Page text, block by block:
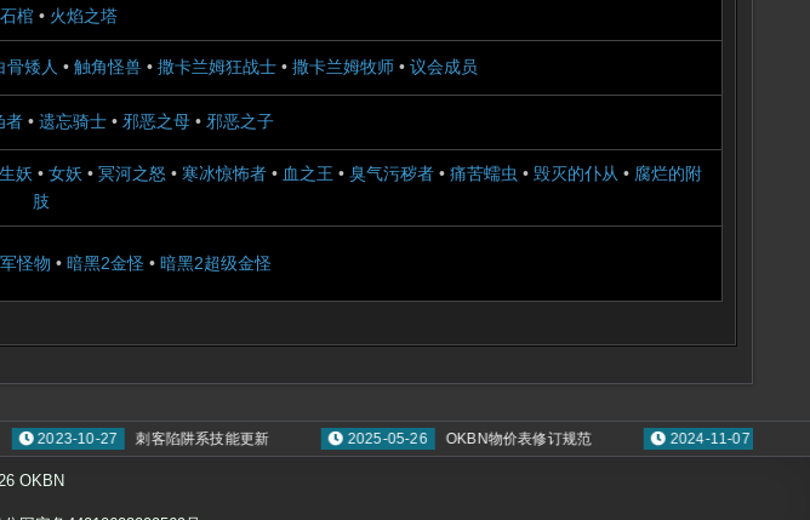
棺• 火焰之塔
骨矮人 • 触角怪兽• 撒卡兰姆狂战士• 撒卡兰姆牧师• 议会成员
者• 遗忘骑士• 邪恶之母• 邪恶之子
妖 • 女妖 • 冥河之怒 • 寒冰惊怖者 • 血之王 • 臭气污秽者 • 痛苦蠕虫 • 毁灭的仆从 • 腐烂的附
肢
怪物 • 暗黑2金怪 • 暗黑2超级金怪
10-27 刺客陷阱系技能更新 2025-05-26 OKBN物价表修订规范 2024-11-07 才华出众奖
OKBN